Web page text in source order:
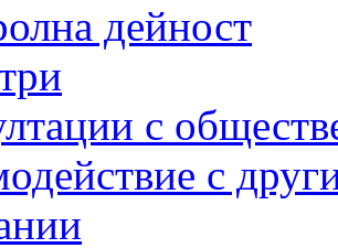
дейност
с
с